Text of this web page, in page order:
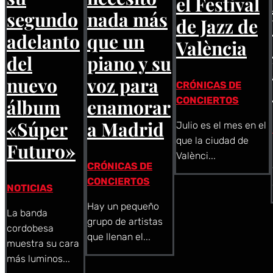
segundo
adelanto
del
nuevo
álbum
«Súper
Futuro»
NOTICIAS
La banda
cordobesa
muestra su cara
más luminos...
nada más
que un
piano y su
voz para
enamorar
a Madrid
CRÓNICAS DE
CONCIERTOS
Hay un pequeño
grupo de artistas
que llenan el...
de Jazz de
València
CRÓNICAS DE
CONCIERTOS
Julio es el mes en el
que la ciudad de
Valènci...